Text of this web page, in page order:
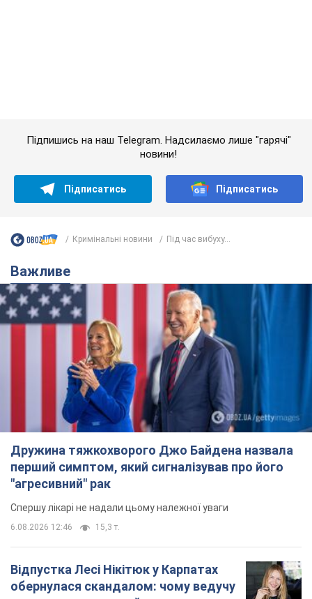
Дружина тяжкохворого Джо Байдена назвала
перший симптом, який сигналізував про його
"агресивний" рак
Спершу лікарі не надали цьому належної уваги
15,3 т.
Відпустка Лесі Нікітюк у Карпатах
обернулася скандалом: чому ведучу
несправедливо захейтили
Знаменитість вийшла на пряму комунікацію в
мережі та розставила всі крапки над "і"
8 часов назад 12,2 т.
кваліфікації Ліги конференцій. Відео
4 часа назад 1,7 т.